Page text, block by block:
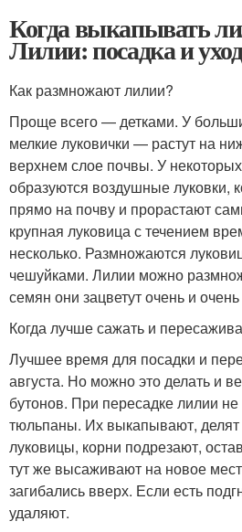
Когда выкапывать
Лилии: посадка и уход
Как размножают лилии?
Проще всего — детками. У
мелкие луковички — растут на
верхнем слое почвы. У
образуются воздушные луковки,
прямо на почву и прорастают
крупная луковица с течением
несколько. Размножаются
чешуйками. Лилии можно
семян они зацветут очень и
Когда лучше сажать и
Лучшее время для посадки и
августа. Но можно это делать и
бутонов. При пересадке лилии
тюльпаны. Их выкапывают, делят
луковицы, корни подрезают,
тут же высаживают на новое
загибались вверх. Если есть
удаляют.